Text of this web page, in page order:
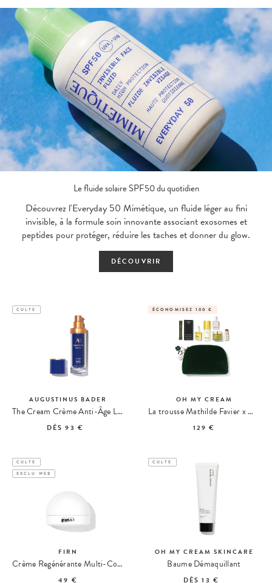
Le fluide solaire SPF50 du quotidien
Découvrez l'Everyday 50 Mimétique, un fluide léger au fini
invisible, à la formule soin innovante associant exosomes et
peptides pour protéger, réduire les taches et donner du glow.
DÉCOUVRIR
CULTE
AUGUSTINUS BADER
The Cream Crème Anti-Âge Légère
DÈS93 €
ÉCONOMISEZ 100 €
OH MY CREAM
La trousse Mathilde Favier x Oh My Cream
129 €
CULTE
EXCLU WEB
FIRN
Crème Regénérante Multi-Corrective
49 €
CULTE
OH MY CREAM SKINCARE
Baume Démaquillant
DÈS13 €